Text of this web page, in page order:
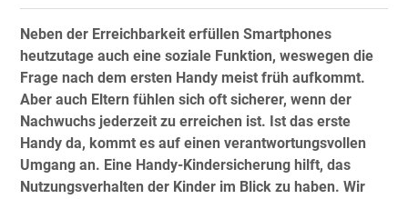
Neben der Erreichbarkeit erfüllen Smartphones
heutzutage auch eine soziale Funktion, weswegen die
Frage nach dem ersten Handy meist früh aufkommt.
Aber auch Eltern fühlen sich oft sicherer, wenn der
Nachwuchs jederzeit zu erreichen ist. Ist das erste
Handy da, kommt es auf einen verantwortungsvollen
Umgang an. Eine Handy-Kindersicherung hilft, das
Nutzungsverhalten der Kinder im Blick zu haben. Wir